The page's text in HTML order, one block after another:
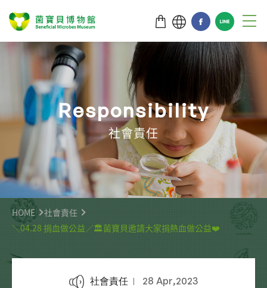
Responsibility
社會責任
HOME
社會責任
＼04.28 捐血做公益／🏛️菌寶貝邀請大家捐熱血做公益❤️
社會責任 28 Apr,2023